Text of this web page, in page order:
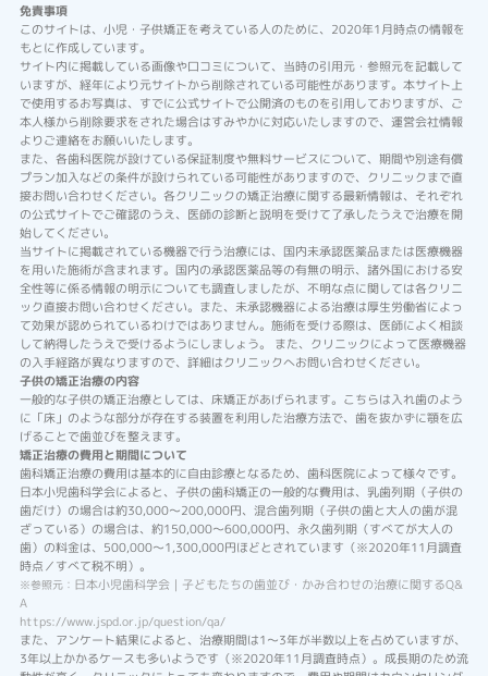
免責事項
このサイトは、小児・子供矯正を考えている人のために、2020年1月時点の情報を
もとに作成しています。
サイト内に掲載している画像や口コミについて、当時の引用元・参照元を記載して
いますが、経年により元サイトから削除されている可能性があります。本サイト上
で使用するお写真は、すでに公式サイトで公開済のものを引用しておりますが、ご
本人様から削除要求をされた場合はすみやかに対応いたしますので、運営会社情報
よりご連絡をお願いいたします。
また、各歯科医院が設けている保証制度や無料サービスについて、期間や別途有償
プラン加入などの条件が設けられている可能性がありますので、クリニックまで直
接お問い合わせください。各クリニックの矯正治療に関する最新情報は、それぞれ
の公式サイトでご確認のうえ、医師の診断と説明を受けて了承したうえで治療を開
始してください。
当サイトに掲載されている機器で行う治療には、国内未承認医薬品または医療機器
を用いた施術が含まれます。国内の承認医薬品等の有無の明示、諸外国における安
全性等に係る情報の明示についても調査しましたが、不明な点に関しては各クリニ
ック直接お問い合わせください。また、未承認機器による治療は厚生労働省によっ
て効果が認められているわけではありません。施術を受ける際は、医師によく相談
して納得したうえで受けるようにしましょう。 また、クリニックによって医療機器
の入手経路が異なりますので、詳細はクリニックへお問い合わせください。
子供の矯正治療の内容
一般的な子供の矯正治療としては、床矯正があげられます。こちらは入れ歯のよう
に「床」のような部分が存在する装置を利用した治療方法で、歯を抜かずに顎を広
げることで歯並びを整えます。
矯正治療の費用と期間について
歯科矯正治療の費用は基本的に自由診療となるため、歯科医院によって様々です。
日本小児歯科学会によると、子供の歯科矯正の一般的な費用は、乳歯列期（子供の
歯だけ）の場合は約30,000～200,000円、混合歯列期（子供の歯と大人の歯が混
ざっている）の場合は、約150,000～600,000円、永久歯列期（すべてが大人の
歯）の料金は、500,000～1,300,000円ほどとされています（※2020年11月調査
時点／すべて税不明）。
※参照元： 日本小児歯科学会｜子どもたちの歯並び・かみ合わせの治療に関するQ&
A
https://www.jspd.or.jp/question/qa/
また、アンケート結果によると、治療期間は1～3年が半数以上を占めていますが、
3年以上かかるケースも多いようです（※2020年11月調査時点）。成長期のため流